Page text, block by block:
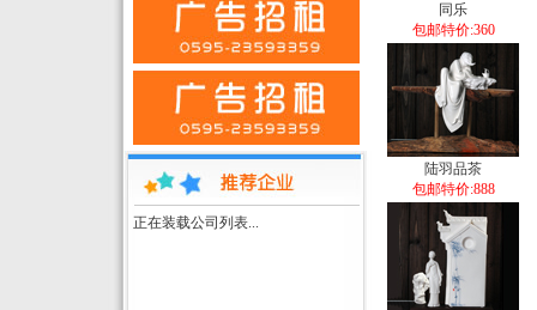
正在装载公司列表...
同乐
包邮特价:360
陆羽品茶
包邮特价:888